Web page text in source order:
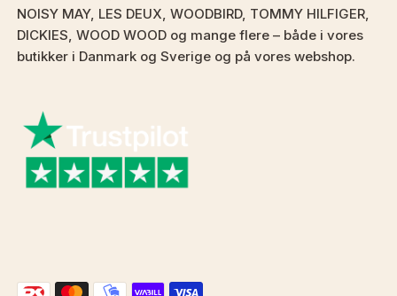
NOISY MAY, LES DEUX, WOODBIRD, TOMMY HILFIGER,
DICKIES, WOOD WOOD og mange flere – både i vores
butikker i Danmark og Sverige og på vores webshop.